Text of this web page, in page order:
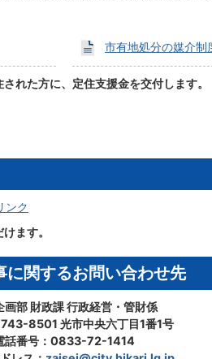
市有地処分の媒介制
れた方に、定住支援金を交付します。
ンク
ます。
に関するお問い合わせ先
画部 財政課 行政経営・管財係
8501 光市中央六丁目1番1号
話番号：0833-72-1414